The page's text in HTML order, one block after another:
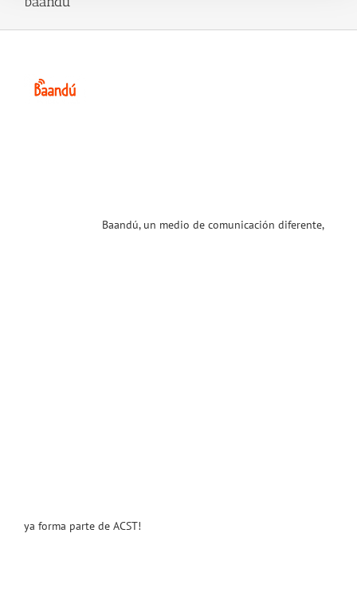
Baandú, un medio de comunicación diferente,
ya forma parte de ACST!